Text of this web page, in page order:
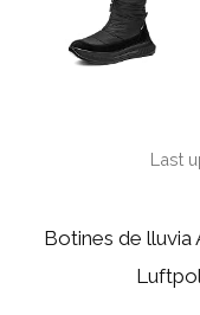
Last
Botines de lluvia